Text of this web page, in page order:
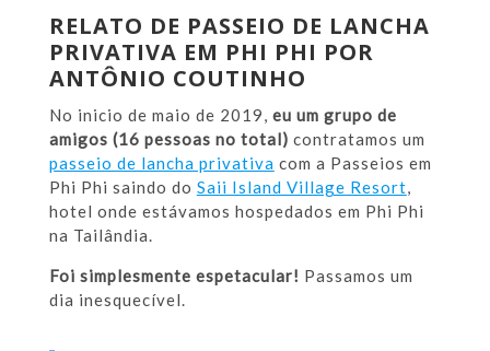
RELATO DE PASSEIO DE LANCHA
PRIVATIVA EM PHI PHI POR
ANTÔNIO COUTINHO
No inicio de maio de 2019, eu um grupo de
amigos (16 pessoas no total) contratamos um
passeio de lancha privativa com a Passeios em
Phi Phi saindo do Saii Island Village Resort,
hotel onde estávamos hospedados em Phi Phi
na Tailândia.
Foi simplesmente espetacular! Passamos um
dia inesquecível.